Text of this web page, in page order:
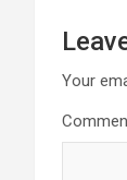
Your